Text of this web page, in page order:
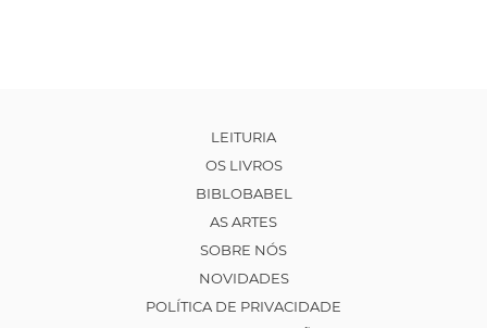
LEITURIA
OS LIVROS
BIBLOBABEL
AS ARTES
SOBRE NÓS
NOVIDADES
POLÍTICA DE PRIVACIDADE